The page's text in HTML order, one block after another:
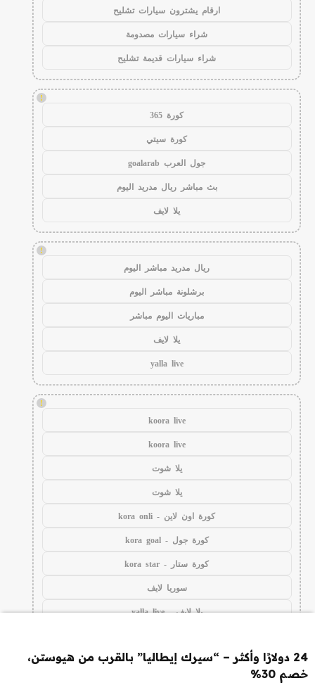
24 دولارًا وأكثر – “سيرك إيطاليا” بالقرب من هيوستن،
خصم 30%
ارقام يشترون سيارات تشليح
شراء سيارات مصدومة
شراء سيارات قديمة تشليح
!
كورة 365
كورة سيتي
جول العرب goalarab
بث مباشر ريال مدريد اليوم
يلا لايف
!
ريال مدريد مباشر اليوم
برشلونة مباشر اليوم
مباريات اليوم مباشر
يلا لايف
yalla live
!
koora live
koora live
يلا شوت
يلا شوت
كورة اون لاين - kora onli
كورة جول - kora goal
كورة ستار - kora star
سوريا لايف
يلا لايف - yalla live
kora live